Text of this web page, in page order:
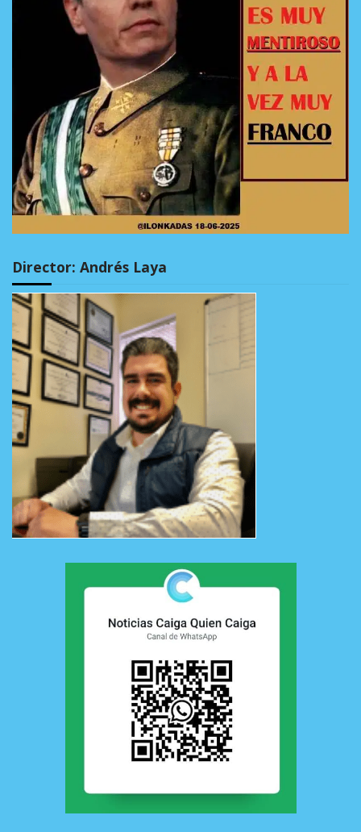
Director: Andrés Laya